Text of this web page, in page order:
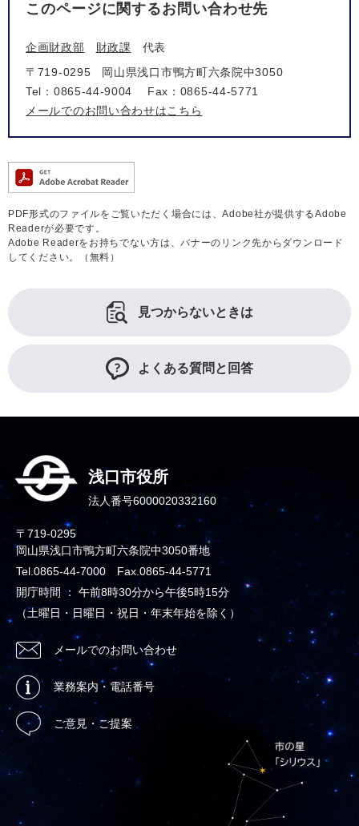
このページに関するお問い合わせ先
企画財政部 財政課
代表
〒719-0295
岡山県浅口市鴨方町六条院中3050
Tel：0865-44-9004
Fax：0865-44-5771
メールでのお問い合わせはこちら
PDF形式のファイルをご覧いただく場合には、Adobe社が提供するAdobe
Readerが必要です。
Adobe Readerをお持ちでない方は、バナーのリンク先からダウンロード
してください。（無料）
見つからないときは
よくある質問と回答
浅口市役所
法人番号6000020332160
〒719-0295
岡山県浅口市鴨方町六条院中3050番地
Tel.0865-44-7000 Fax.0865-44-5771
開庁時間 ： 午前8時30分から午後5時15分
（土曜日・日曜日・祝日・年末年始を除く）
メールでのお問い合わせ
業務案内・電話番号
ご意見・ご提案